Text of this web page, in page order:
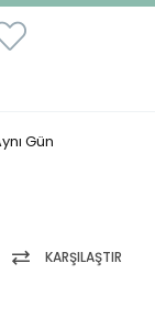
Gün
KARŞILAŞTIR